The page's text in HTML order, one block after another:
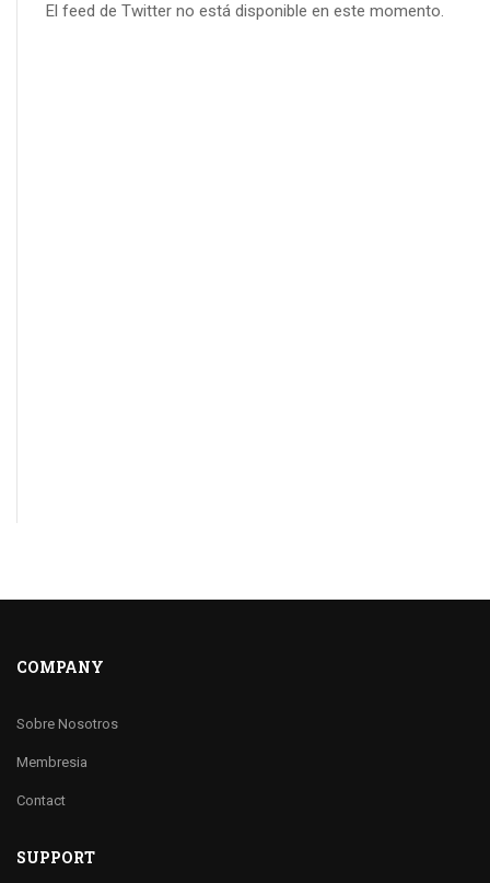
El feed de Twitter no está disponible en este momento.
COMPANY
Sobre Nosotros
Membresia
Contact
SUPPORT